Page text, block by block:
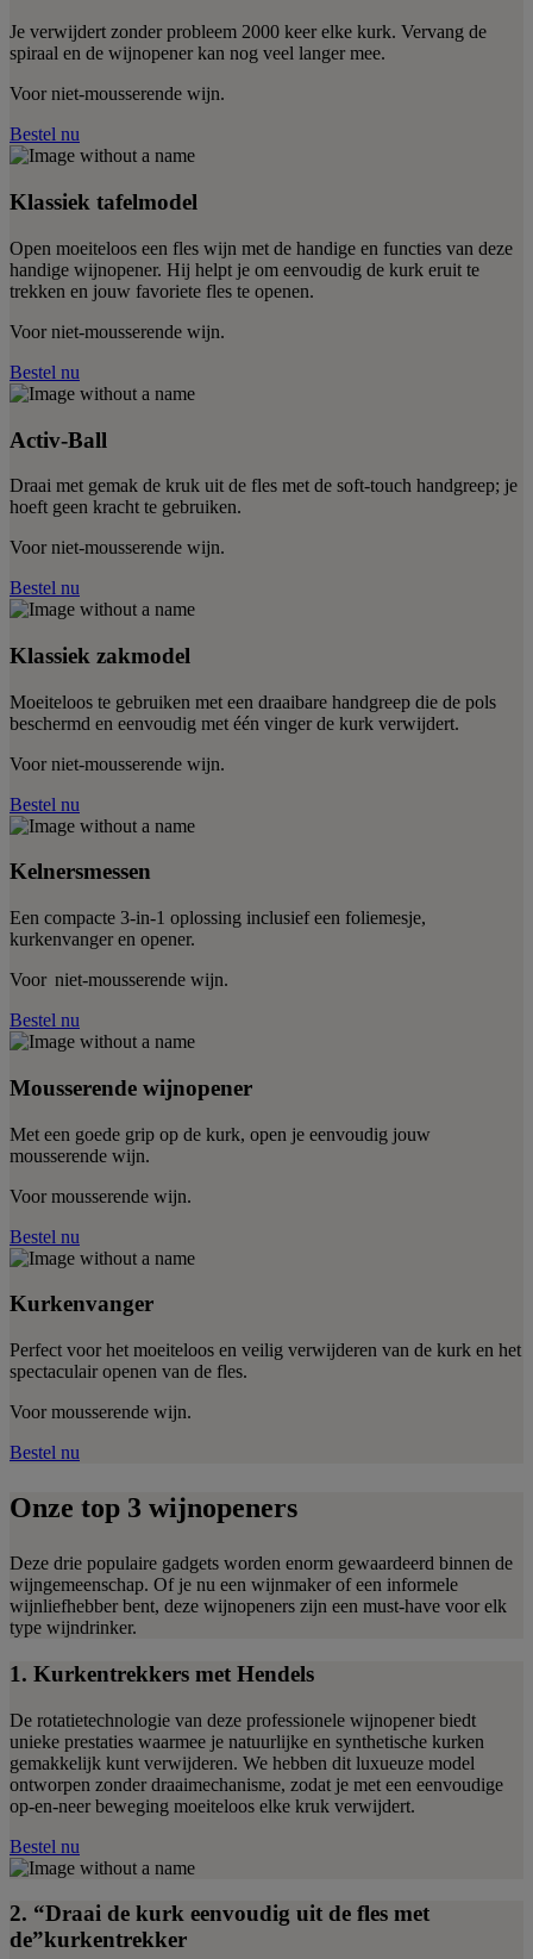
Je verwijdert zonder probleem 2000 keer elke kurk. Vervang de
spiraal en de wijnopener kan nog veel langer mee.
Voor niet-mousserende wijn.
Bestel nu
Klassiek tafelmodel
Open moeiteloos een fles wijn met de handige en functies van deze
handige wijnopener. Hij helpt je om eenvoudig de kurk eruit te
trekken en jouw favoriete fles te openen.
Voor niet-mousserende wijn.
Bestel nu
Activ-Ball
Draai met gemak de kruk uit de fles met de soft-touch handgreep; je
hoeft geen kracht te gebruiken.
Voor niet-mousserende wijn.
Bestel nu
Klassiek zakmodel
Moeiteloos te gebruiken met een draaibare handgreep die de pols
beschermd en eenvoudig met één vinger de kurk verwijdert.
Voor niet-mousserende wijn.
Bestel nu
Kelnersmessen
Een compacte 3-in-1 oplossing inclusief een foliemesje,
kurkenvanger en opener.
Voor niet-mousserende wijn.
Bestel nu
Mousserende wijnopener
Met een goede grip op de kurk, open je eenvoudig jouw
mousserende wijn.
Voor mousserende wijn.
Bestel nu
Kurkenvanger
Perfect voor het moeiteloos en veilig verwijderen van de kurk en het
spectaculair openen van de fles.
Voor mousserende wijn.
Bestel nu
Onze top 3 wijnopeners
Deze drie populaire gadgets worden enorm gewaardeerd binnen de
wijngemeenschap. Of je nu een wijnmaker of een informele
wijnliefhebber bent, deze wijnopeners zijn een must-have voor elk
type wijndrinker.
1. Kurkentrekkers met Hendels
De rotatietechnologie van deze professionele wijnopener biedt
unieke prestaties waarmee je natuurlijke en synthetische kurken
gemakkelijk kunt verwijderen. We hebben dit luxueuze model
ontworpen zonder draaimechanisme, zodat je met een eenvoudige
op-en-neer beweging moeiteloos elke kruk verwijdert.
Bestel nu
2. “Draai de kurk eenvoudig uit de fles met
de”kurkentrekker